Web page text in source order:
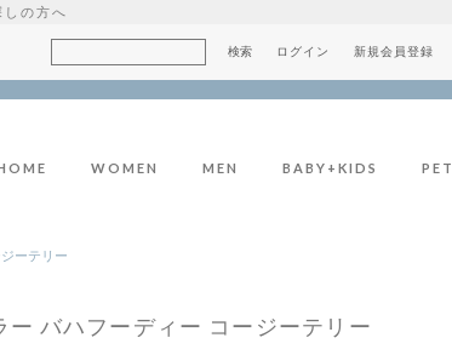
しの方へ
ログイン 新規会員登録
WOMEN MEN BABY+KIDS PET
ーテリー
ー バハフーディー コージーテリー